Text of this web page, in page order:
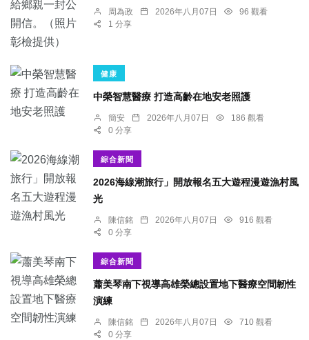
周為政 2026年八月07日
96 觀看
1 分享
健康
中榮智慧醫療 打造高齡在地安老照護
簡安 2026年八月07日
186 觀看
0 分享
綜合新聞
2026海線潮旅行」開放報名五大遊程漫遊漁村風
光
陳信銘 2026年八月07日
916 觀看
0 分享
綜合新聞
蕭美琴南下視導高雄榮總設置地下醫療空間韌性
演練
陳信銘 2026年八月07日
710 觀看
0 分享